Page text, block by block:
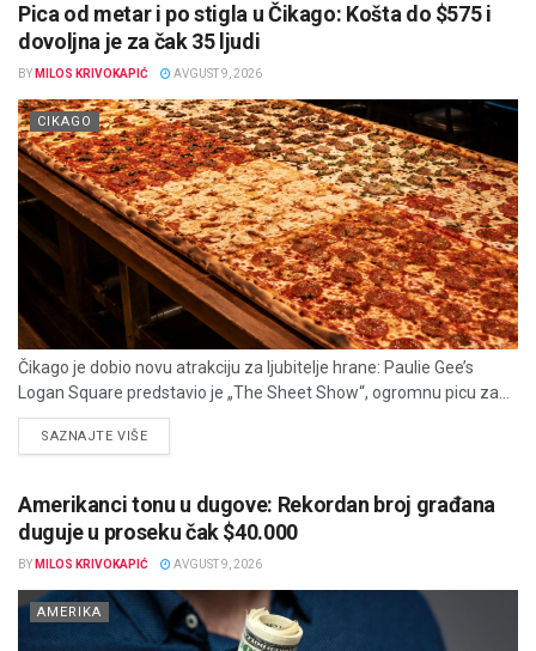
Pica od metar i po stigla u Čikago: Košta do $575 i
dovoljna je za čak 35 ljudi
BY MILOS KRIVOKAPIĆ AVGUST 9, 2026
CIKAGO
Čikago je dobio novu atrakciju za ljubitelje hrane: Paulie Gee’s
Logan Square predstavio je „The Sheet Show“, ogromnu picu za...
SAZNAJTE VIŠEDETAILS
Amerikanci tonu u dugove: Rekordan broj građana
duguje u proseku čak $40.000
BY MILOS KRIVOKAPIĆ AVGUST 9, 2026
AMERIKA